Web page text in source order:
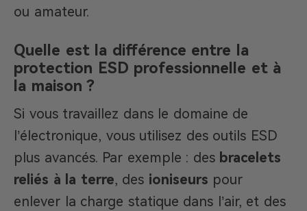
ou amateur.
Quelle est la différence entre la
protection ESD professionnelle et à
la maison ?
Si vous travaillez dans le domaine de
l’électronique, vous utilisez des outils ESD
plus avancés. Par exemple : des bracelets
reliés à la terre, des ioniseurs pour
enlever la charge statique dans l’air, et des